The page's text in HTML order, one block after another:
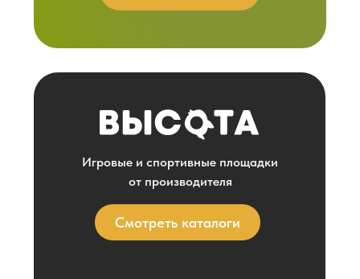
Смотреть каталоги
Игровые и спортивные площадки
от производителя